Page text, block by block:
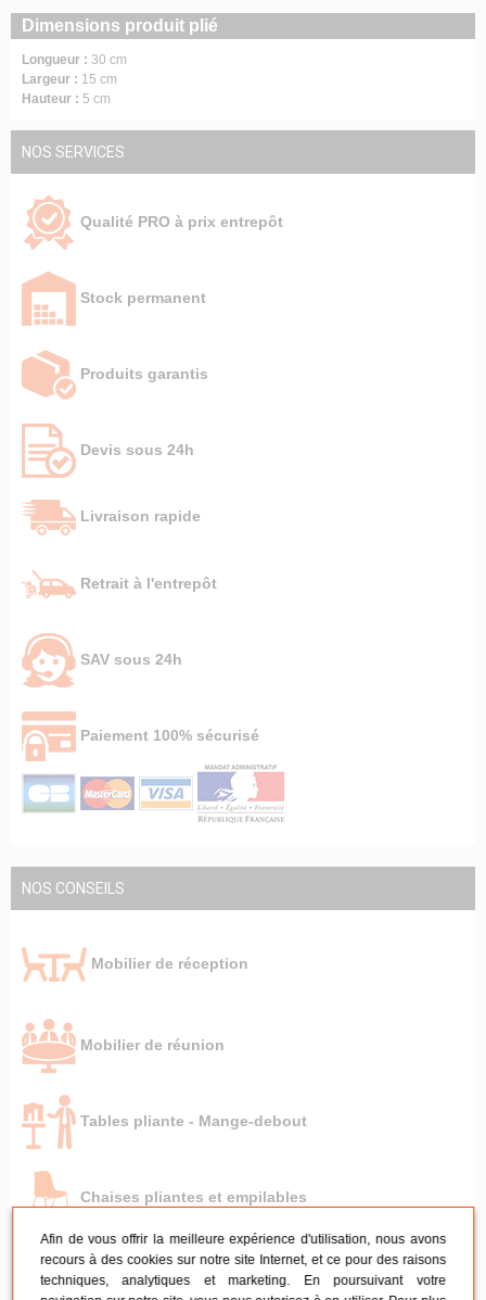
Dimensions produit plié
Longueur : 30 cm
Largeur : 15 cm
Hauteur : 5 cm
NOS SERVICES
Qualité PRO à prix entrepôt
Stock permanent
Produits garantis
Devis sous 24h
Livraison rapide
Retrait à l'entrepôt
SAV sous 24h
Paiement 100% sécurisé
NOS CONSEILS
Mobilier de réception
Mobilier de réunion
Tables pliante - Mange-debout
Chaises pliantes et empilables
Chaises en ERP
Afin de vous offrir la meilleure expérience d'utilisation, nous avons
recours à des cookies sur notre site Internet, et ce pour des raisons
techniques, analytiques et marketing. En poursuivant votre